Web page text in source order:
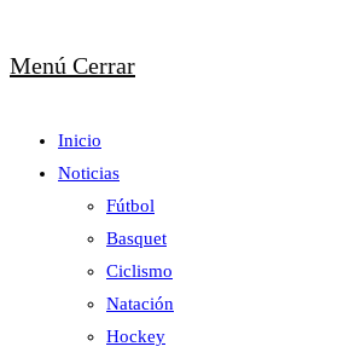
Menú Cerrar
Inicio
Noticias
Fútbol
Basquet
Ciclismo
Natación
Hockey